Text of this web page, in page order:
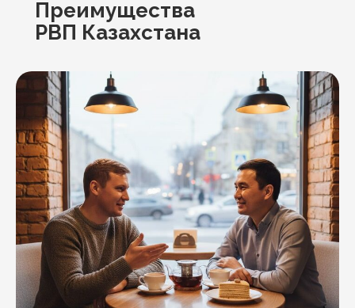
Преимущества
РВП Казахстана